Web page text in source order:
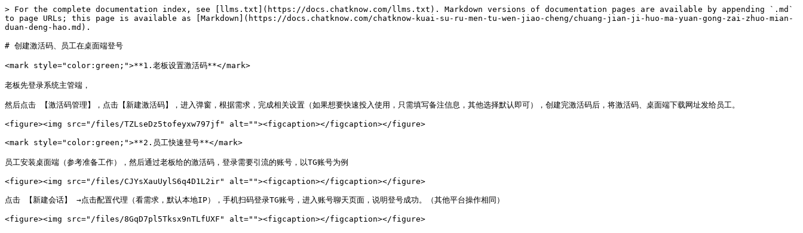
> For the complete documentation index, see [llms.txt](https://docs.chatknow.com/llms.txt). Markdown versions of documentation pages are available by appending `.md`
to page URLs; this page is available as [Markdown](https://docs.chatknow.com/chatknow-kuai-su-ru-men-tu-wen-jiao-cheng/chuang-jian-ji-huo-ma-yuan-gong-zai-zhuo-mian-
duan-deng-hao.md).
# 创建激活码、员工在桌面端登号
<mark style="color:green;">**1.老板设置激活码**</mark>
老板先登录系统主管端，
然后点击 【激活码管理】，点击【新建激活码】，进入弹窗，根据需求，完成相关设置（如果想要快速投入使用，只需填写备注信息，其他选择默认即可），创建完激活码后，将激活码、桌面端下载网址发给员工。
<figure><img src="/files/TZLseDz5tofeyxw797jf" alt=""><figcaption></figcaption></figure>
<mark style="color:green;">**2.员工快速登号**</mark>
员工安装桌面端（参考准备工作），然后通过老板给的激活码，登录需要引流的账号，以TG账号为例
<figure><img src="/files/CJYsXauUylS6q4D1L2ir" alt=""><figcaption></figcaption></figure>
点击 【新建会话】 →点击配置代理（看需求，默认本地IP），手机扫码登录TG账号，进入账号聊天页面，说明登号成功。（其他平台操作相同）